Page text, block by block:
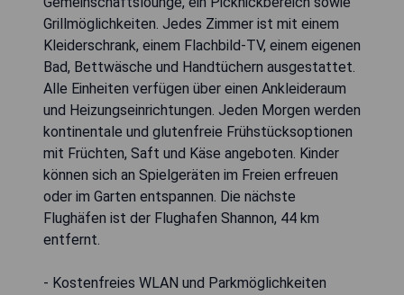
Grillmöglichkeiten. Jedes Zimmer ist mit einem
Kleiderschrank, einem Flachbild-TV, einem eigenen
Bad, Bettwäsche und Handtüchern ausgestattet.
Alle Einheiten verfügen über einen Ankleideraum
und Heizungseinrichtungen. Jeden Morgen werden
kontinentale und glutenfreie Frühstücksoptionen
mit Früchten, Saft und Käse angeboten. Kinder
können sich an Spielgeräten im Freien erfreuen
oder im Garten entspannen. Die nächste
Flughäfen ist der Flughafen Shannon, 44 km
entfernt.
- Kostenfreies WLAN und Parkmöglichkeiten